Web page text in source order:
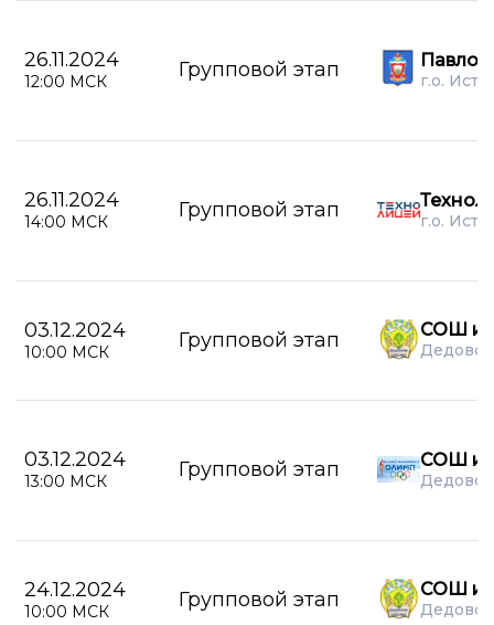
26.11.2024
12:00 МСК Групповой этап г.о.
26.11.2024
14:00 МСК Групповой этап г.о.
03.12.2024
10:00 МСК Групповой этап СОШ
Дедовск
03.12.2024
13:00 МСК Групповой этап СОШ
Дедовск
24.12.2024
10:00 МСК Групповой этап СОШ
Дедовск